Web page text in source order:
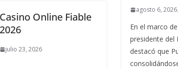
Casino Online Fiable
2026
julio 23, 2026
agosto 6, 2026
En el marco
presidente del
destacó que